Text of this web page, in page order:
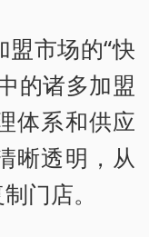
市场的“快
的诸多加盟
体系和供应
晰透明，从
门店。